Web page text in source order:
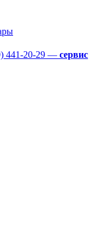
441-20-29 — сервис